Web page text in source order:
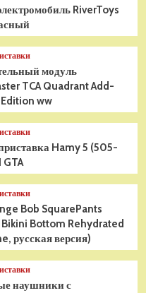
RiverToys
модуль
TCA Quadrant Add-
ww
Hamy 5 (505-
GTA
Bob SquarePants
Bikini Bottom Rehydrated
русская версия)
наушники с